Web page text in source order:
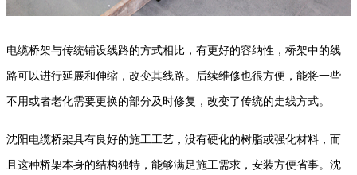
电缆桥架与传统铺设线路的方式相比，有更好的容纳性，桥架中的线
路可以进行延展和伸缩，改变其线路。后续维修也很方便，能将一些
不用或者老化需要更换的部分及时修复，改变了传统的走线方式。
沈阳电缆桥架具有良好的施工工艺，没有硬化的树脂或强化材料，而
且这种桥架本身的结构独特，能够满足施工需求，安装方便省事。沈